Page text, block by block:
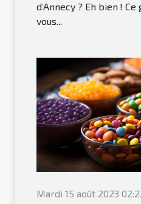
d’Annecy ? Eh bien !
vous...
Mardi 15 août 2023